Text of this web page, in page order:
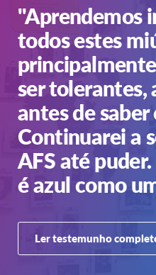
"Aprendemos
todos estes
ser tolerantes,
antes de
Continuarei a
AFS até
é azul como
Ler testemunho